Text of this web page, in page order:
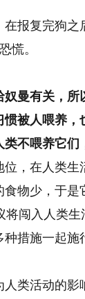
报复完狗
慌。
曼有关，
被人喂养
不喂养它们
，在人类生
物少，于是
将闯入人类
措施一起
类活动的影